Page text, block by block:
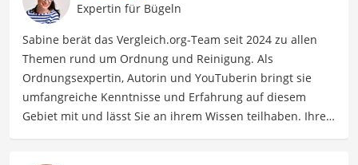
Expertin für Bügeln
Sabine berät das Vergleich.org-Team seit 2024 zu allen
Themen rund um Ordnung und Reinigung. Als
Ordnungsexpertin, Autorin und YouTuberin bringt sie
umfangreiche Kenntnisse und Erfahrung auf diesem
Gebiet mit und lässt Sie an ihrem Wissen teilhaben. Ihre